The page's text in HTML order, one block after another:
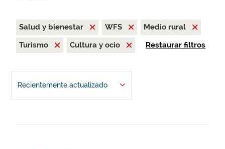
Salud y bienestar WFS
Medio rural
Turismo
Cultura y ocio Restaurar filtros
Recientemente actualizado